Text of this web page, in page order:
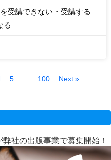
受講できない・受講する
る
5 … 100 Next »
弊社の出版事業で募集開始！